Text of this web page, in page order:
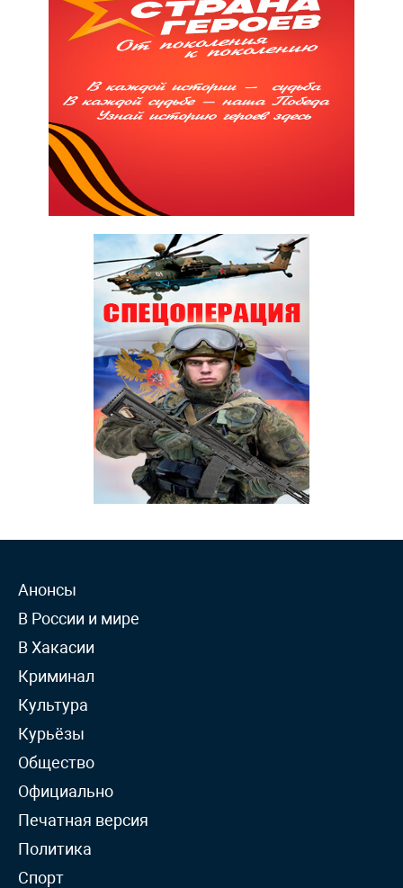
Анонсы
В России и мире
В Хакасии
Криминал
Культура
Курьёзы
Общество
Официально
Печатная версия
Политика
Спорт